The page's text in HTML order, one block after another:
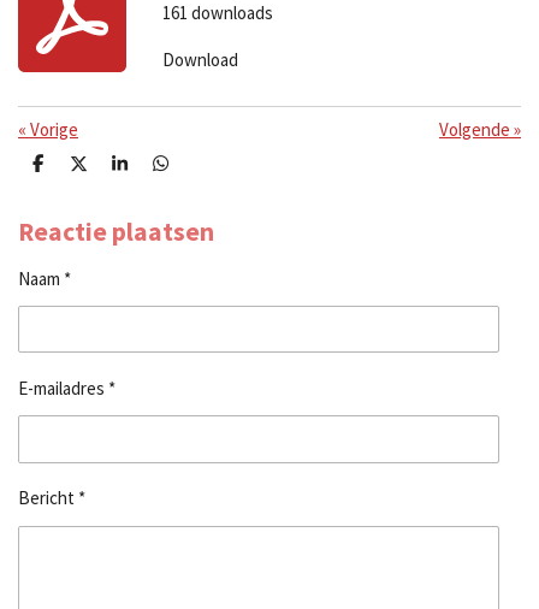
161 downloads
Download
« Vorige Volgende »
D
e
n
D
l
S
r
e
D
e
n
Reactie plaatsen
Naam *
E-mailadres *
Bericht *